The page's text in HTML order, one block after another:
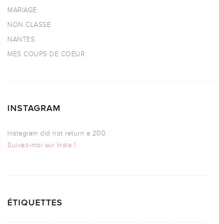
MARIAGE
NON CLASSE
NANTES
MES COUPS DE COEUR
INSTAGRAM
Instagram did not return a 200.
Suivez-moi sur Insta !
ÉTIQUETTES